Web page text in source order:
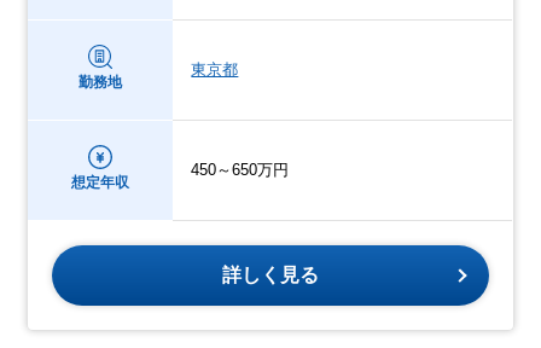
勤務地
東京都
想定年収
450～650万円
詳しく見る